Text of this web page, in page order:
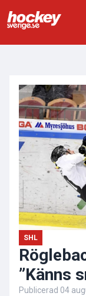
SHL
Evenemang
Övrigt
SHL
”Känns
Publicerad 04